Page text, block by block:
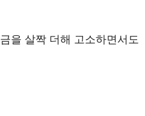
을 살짝 더해 고소하면서도